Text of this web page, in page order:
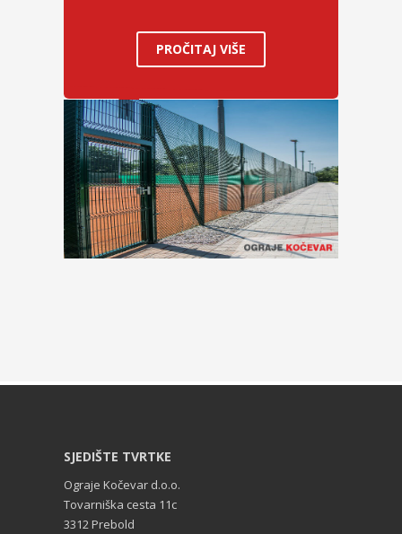
PROČITAJ VIŠE
SJEDIŠTE TVRTKE
Ograje Kočevar d.o.o.
Tovarniška cesta 11c
3312 Prebold